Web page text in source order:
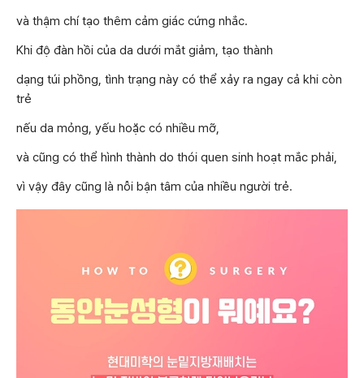
và thậm chí tạo thêm cảm giác cứng nhắc.
Khi độ đàn hồi của da dưới mắt giảm, tạo thành
dạng túi phồng, tình trạng này có thể xảy ra ngay cả khi còn
trẻ
nếu da mỏng, yếu hoặc có nhiều mỡ,
và cũng có thể hình thành do thói quen sinh hoạt mắc phải,
vì vậy đây cũng là nỗi bận tâm của nhiều người trẻ.